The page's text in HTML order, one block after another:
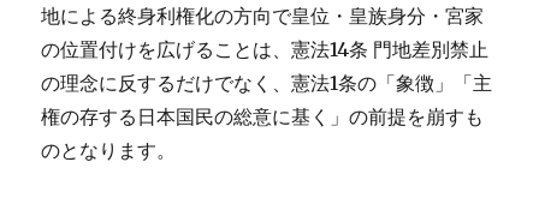
地による終身利権化の方向で皇位・皇族身分・宮家
の位置付けを広げることは、憲法14条 門地差別禁止
の理念に反するだけでなく、憲法1条の「象徴」「主
権の存する日本国民の総意に基く」の前提を崩すも
のとなります。